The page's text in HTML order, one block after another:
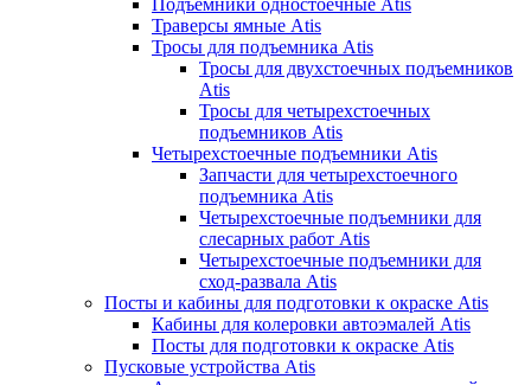
Траверсы ямные Atis
Тросы для подъемника Atis
Тросы для двухстоечных подъемников
Atis
Тросы для четырехстоечных
подъемников Atis
Четырехстоечные подъемники Atis
Запчасти для четырехстоечного
подъемника Atis
Четырехстоечные подъемники для
слесарных работ Atis
Четырехстоечные подъемники для
сход-развала Atis
Посты и кабины для подготовки к окраске Atis
Кабины для колеровки автоэмалей Atis
Посты для подготовки к окраске Atis
Пусковые устройства Atis